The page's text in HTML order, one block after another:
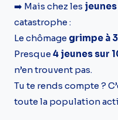
➡️ Mais chez les jeunes
catastrophe :
Le chômage grimpe à
Presque4 jeunes sur
n’en trouvent pas.
Tu te rends compte ?
toute la population